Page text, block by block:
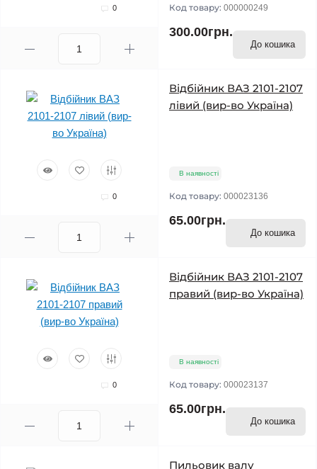
0 Код товару: 000000249
300.00грн.
До кошика
0
Відбійник ВАЗ 2101-2107
лівий (вир-во Україна)
В наявності
Код товару: 000023136
65.00грн.
До кошика
0
Відбійник ВАЗ 2101-2107
правий (вир-во Україна)
В наявності
Код товару: 000023137
65.00грн.
До кошика
Пильовик валу